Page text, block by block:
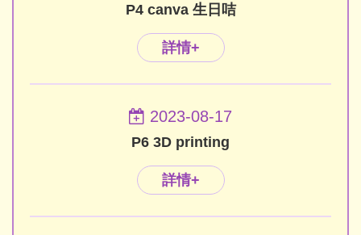
P4 canva 生日咭
詳情+
2023-08-17
P6 3D printing
詳情+